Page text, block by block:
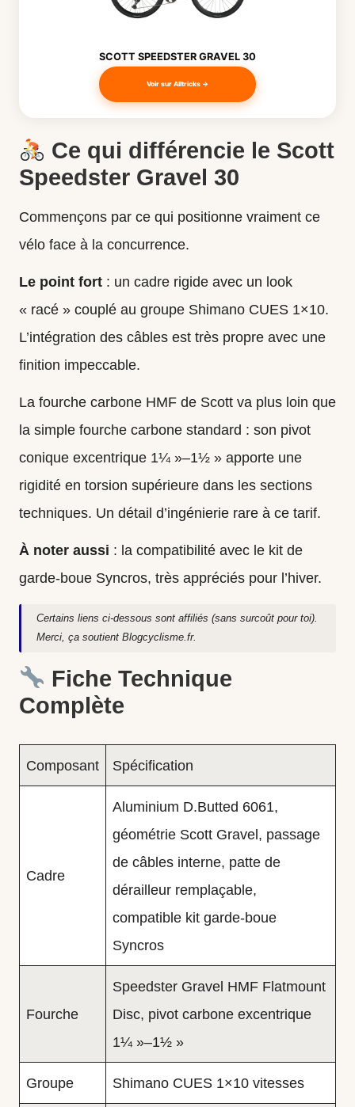
SCOTT SPEEDSTER GRAVEL 30
Voir sur Alltricks →
Ce qui différencie le Scott
Speedster Gravel 30
Commençons par ce qui positionne vraiment ce
vélo face à la concurrence.
Le point fort : un cadre rigide avec un look
« racé » couplé au groupe Shimano CUES 1×10.
L’intégration des câbles est très propre avec une
finition impeccable.
La fourche carbone HMF de Scott va plus loin que
la simple fourche carbone standard : son pivot
conique excentrique 1¼ »–1½ » apporte une
rigidité en torsion supérieure dans les sections
techniques. Un détail d’ingénierie rare à ce tarif.
À noter aussi : la compatibilité avec le kit de
garde-boue Syncros, très appréciés pour l’hiver.
Certains liens ci-dessous sont affiliés (sans surcoût pour toi).
Merci, ça soutient Blogcyclisme.fr.
Fiche Technique
Complète
Composant Spécification
Cadre
Aluminium D.Butted 6061,
géométrie Scott Gravel, passage
de câbles interne, patte de
dérailleur remplaçable,
compatible kit garde-boue
Syncros
Fourche
Speedster Gravel HMF Flatmount
Disc, pivot carbone excentrique
1¼ »–1½ »
Groupe Shimano CUES 1×10 vitesses